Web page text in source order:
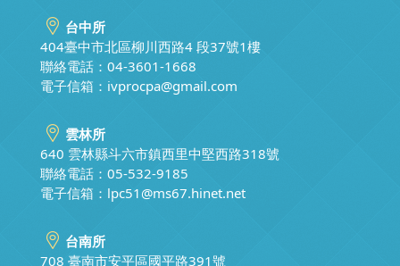
台中所
404臺中市北區柳川西路4 段37號1樓
聯絡電話：04-3601-1668
電子信箱： ivprocpa@gmail.com
雲林所
640 雲林縣斗六市鎮西里中堅西路318號
聯絡電話：05-532-9185
電子信箱： lpc51@ms67.hinet.net
台南所
708 臺南市安平區國平路391號